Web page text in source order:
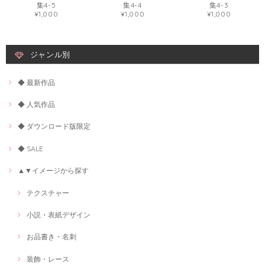
集4-5
¥1,000
集4-4
¥1,000
集4-3
¥1,000
ジャンル別
◆ 最新作品
◆ 人気作品
◆ ダウンロード版限定
◆ SALE
▲▼イメージから探す
テクスチャー
小説・表紙デザイン
お品書き・名刺
装飾・レース